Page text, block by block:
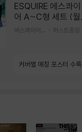
ESQUIRE 에스콰이
어 A~C형 세트 (월
간) : 9월 [2026]
허스트중앙
커버별 매칭 포스터 수록